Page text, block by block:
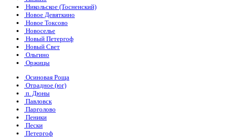
Никольское (Тосненский)
Новое Девяткино
Новое Токсово
Новоселье
Новый Петергоф
Новый Свет
Ольгино
Оржицы
Осиновая Роща
Отрадное (юг)
п. Дюны
Павловск
Парголово
Пеники
Пески
Петергоф